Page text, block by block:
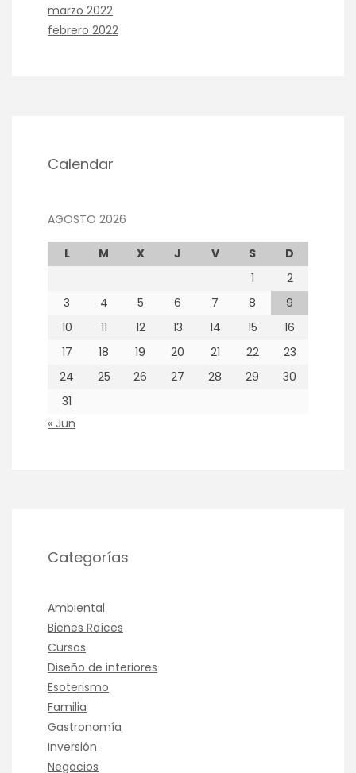
marzo 2022
febrero 2022
Calendar
AGOSTO 2026
L M X J V S
D
1
2
3
4 5 6 7 8
9
10
11 12 13 14 15
16
17
18 19 20 21 22
23
24
25 26 27 28 29
30
31
« Jun
Categorías
Ambiental
Bienes Raíces
Cursos
Diseño de interiores
Esoterismo
Familia
Gastronomía
Inversión
Negocios